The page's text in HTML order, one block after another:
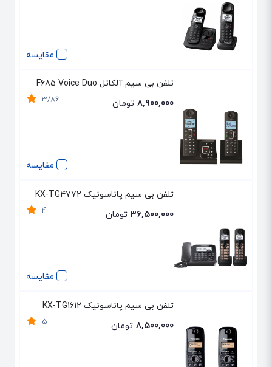
مقایسه
مقایسه
تلفن بی سیم آلکاتل F685 Voice Duo
3/86 8,900,000 تومان
مقایسه
تلفن بی سیم پاناسونیک KX-TG4772
4 36,500,000 تومان
تلفن بی سیم پاناسونیک KX-TG1612
5 8,500,000 تومان